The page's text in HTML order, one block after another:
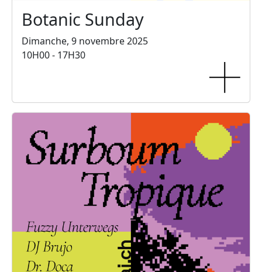
Botanic Sunday
Dimanche, 9 novembre 2025
10H00 - 17H30